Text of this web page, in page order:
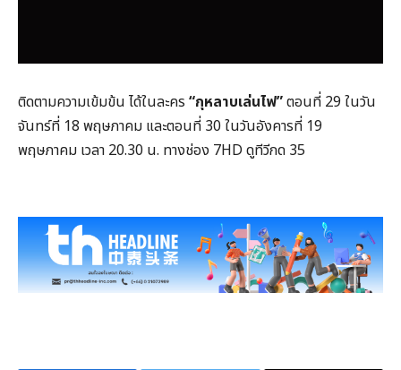
ติดตามความเข้มข้น ได้ในละคร “กุหลาบเล่นไฟ”ตอนที่ 29 ในวัน
จันทร์ที่ 18 พฤษภาคม และตอนที่ 30 ในวันอังคารที่ 19
พฤษภาคม เวลา 20.30 น. ทางช่อง 7HD ดูทีวีกด 35